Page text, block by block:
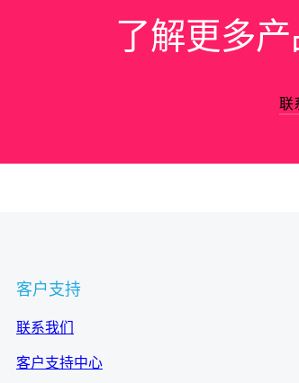
了解更多
联
客户支持
联系我们
客户支持中心